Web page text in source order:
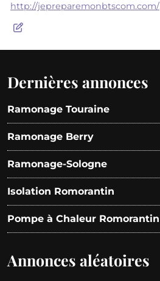
http://jepreparemonbtscom.com/
Dernières annonces
Ramonage Touraine
Ramonage Berry
Ramonage-Sologne
Isolation Romorantin
Pompe à Chaleur Romorantin
Annonces aléatoires